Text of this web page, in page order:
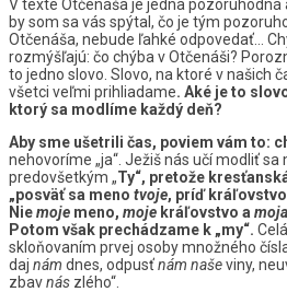
V texte Otčenáša je jedna
by som sa vás spýtal, čo je tým
Otčenáša, nebude ľahké odpovedať…
rozmýšľajú: čo chýba v Otčenáši?
to jedno slovo. Slovo, na ktoré v našich
všetci veľmi prihliadame. Aké je to
ktorý sa modlíme každý deň?
Aby sme ušetrili čas, poviem vám to:
nehovoríme „ja“. Ježiš nás učí modliť sa
predovšetkým „Ty“, pretože
„posväť sa meno tvoje, príď kráľovstvo
Niemoje meno, moje kráľovstvo a moja
Potom však prechádzame k „my“.
skloňovaním prvej osoby množného
daj nám dnes, odpusťnám naševiny,
zbavnás zlého“.